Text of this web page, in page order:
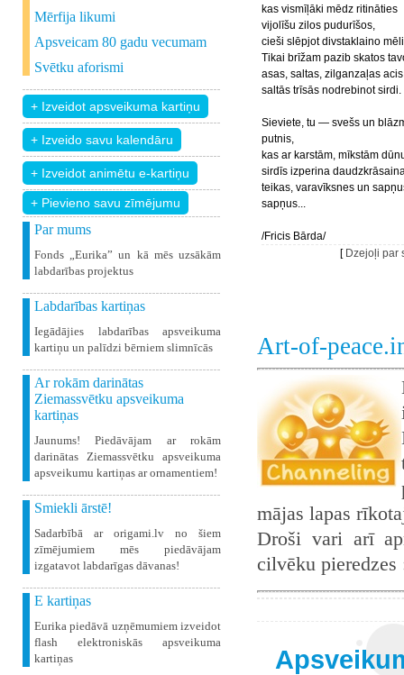
Mērfija likumi
Apsveicam 80 gadu vecumam
Svētku aforismi
+ Pievieno savu zīmējumu
Par mums
Fonds „Eurika” un kā mēs uzsākām
labdarības projektus
Labdarības kartiņas
Iegādājies labdarības apsveikuma
kartiņu un palīdzi bērniem slimnīcās
Ar rokām darinātas
Ziemassvētku apsveikuma
kartiņas
Jaunums! Piedāvājam ar rokām
darinātas Ziemassvētku apsveikuma
apsveikumu kartiņas ar ornamentiem!
Smiekli ārstē!
Sadarbībā ar origami.lv no šiem
zīmējumiem mēs piedāvājam
izgatavot labdarīgas dāvanas!
E kartiņas
Eurika piedāvā uzņēmumiem izveidot
flash elektroniskās apsveikuma
kartiņas
kas vismīļāki mēdz ritināties
vijolīšu zilos pudurīšos,
cieši slēpjot divstaklaino
Tikai brīžam pazib skatos
asas, saltas, zilganzaļas
saltās trīsās nodrebinot sirdi.
Sieviete, tu — svešs un
putnis,
kas ar karstām, mīkstām
sirdīs izperina
teikas, varavīksnes un
sapņus...
/Fricis Bārda/
[ Dzejoļi par
Art-of-
mājas lapas
Droši vari arī
cilvēku